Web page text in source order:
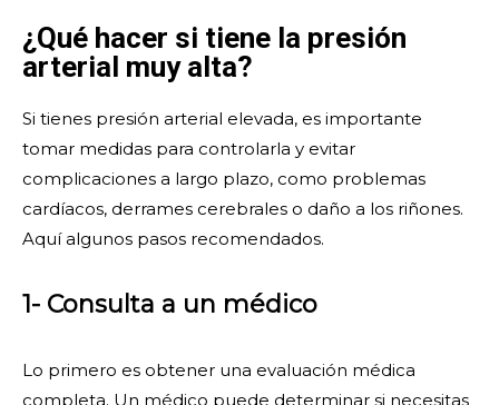
¿Qué hacer si tiene la presión
arterial muy alta?
Si tienes presión arterial elevada, es importante
tomar medidas para controlarla y evitar
complicaciones a largo plazo, como problemas
cardíacos, derrames cerebrales o daño a los riñones.
Aquí algunos pasos recomendados.
1- Consulta a un médico
Lo primero es obtener una evaluación médica
completa. Un médico puede determinar si necesitas